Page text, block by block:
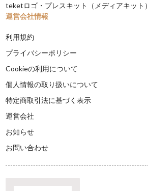
teketロゴ・プレスキット（メディアキット）
運営会社情報
利用規約
プライバシーポリシー
Cookieの利用について
個人情報の取り扱いについて
特定商取引法に基づく表示
運営会社
お知らせ
お問い合わせ